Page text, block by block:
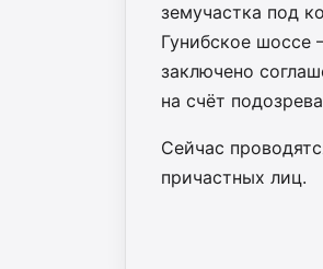
земучастка под
Гунибское шоссе
заключено
на счёт
Сейчас
причастных лиц.